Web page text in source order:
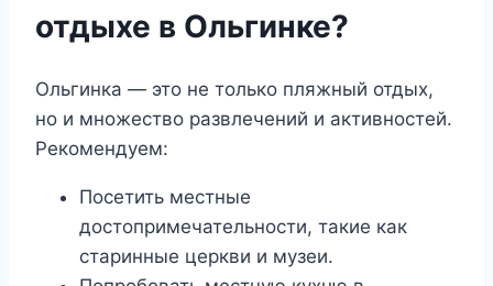
отдыхе в Ольгинке?
Ольгинка — это не только пляжный отдых,
но и множество развлечений и активностей.
Рекомендуем:
Посетить местные
достопримечательности, такие как
старинные церкви и музеи.